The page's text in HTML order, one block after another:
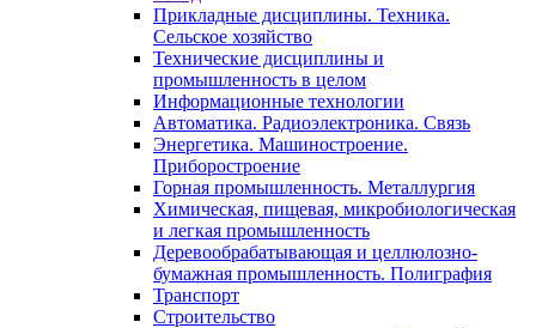
Прикладные дисциплины. Техника.
Сельское хозяйство
Технические дисциплины и
промышленность в целом
Информационные технологии
Автоматика. Радиоэлектроника. Связь
Энергетика. Машиностроение.
Приборостроение
Горная промышленность. Металлургия
Химическая, пищевая, микробиологическая
и легкая промышленность
Деревообрабатывающая и целлюлозно-
бумажная промышленность. Полиграфия
Транспорт
Строительство